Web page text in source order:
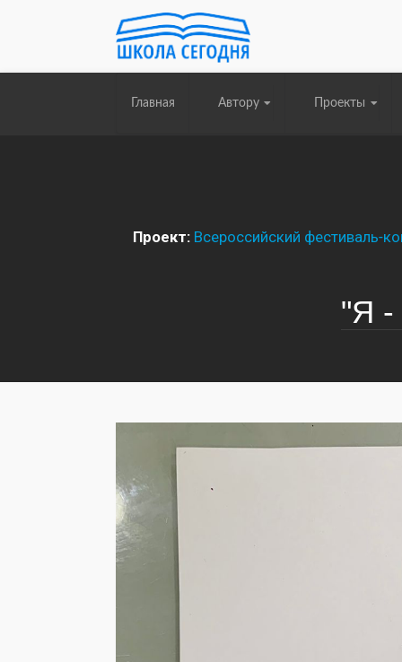
Главная Автору Проекты
Проект: Всероссийский фестиваль-
"Я -